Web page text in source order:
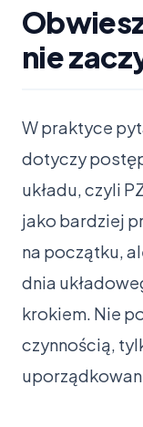
nie
W praktyce
dotyczy
układu, czyli
jako bardziej
na początku,
dnia
krokiem. Nie
czynnością,